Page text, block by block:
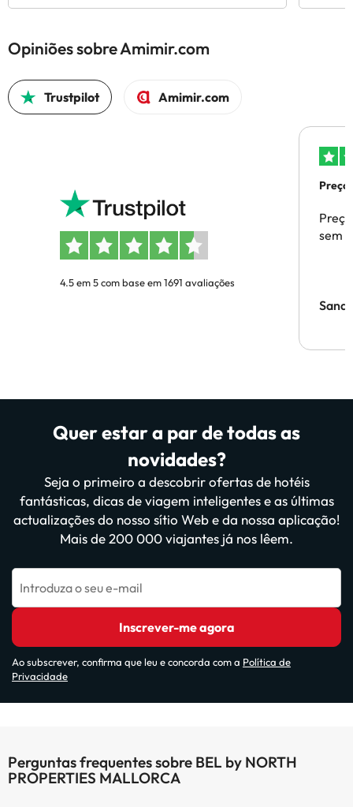
Opiniões sobre Amimir.com
Trustpilot Amimir.com
4.5 em 5 com base em 1691 avaliações
sem
Quer estar a par de todas as
novidades?
Seja o primeiro a descobrir ofertas de hotéis
fantásticas, dicas de viagem inteligentes e as últimas
actualizações do nosso sítio Web e da nossa aplicação!
Mais de 200 000 viajantes já nos lêem.
Introduza o seu e-mail
Inscrever-me agora
Ao subscrever, confirma que leu e concorda com a Política de
Privacidade
Perguntas frequentes sobre BEL by NORTH
PROPERTIES MALLORCA